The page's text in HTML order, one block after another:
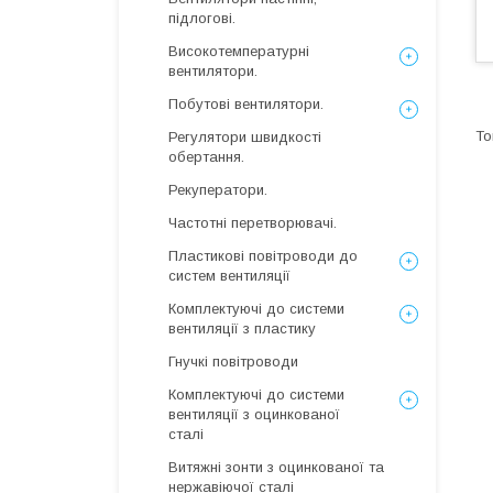
підлогові.
Високотемпературні
вентилятори.
Побутові вентилятори.
Регулятори швидкості
обертання.
Рекуператори.
Частотні перетворювачі.
Пластикові повітроводи до
систем вентиляції
Комплектуючі до системи
вентиляції з пластику
Гнучкі повітроводи
Комплектуючі до системи
вентиляції з оцинкованої
сталі
Витяжні зонти з оцинкованої та
нержавіючої сталі